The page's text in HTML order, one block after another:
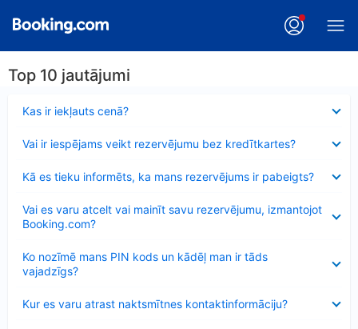
Top 10 jautājumi
Kas ir iekļauts cenā?
Vai ir iespējams veikt rezervējumu bez kredītkartes?
Kā es tieku informēts, ka mans rezervējums ir pabeigts?
Vai es varu atcelt vai mainīt savu rezervējumu, izmantojot
Booking.com?
Ko nozīmē mans PIN kods un kādēļ man ir tāds
vajadzīgs?
Kur es varu atrast naktsmītnes kontaktinformāciju?